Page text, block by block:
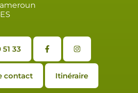
33
contact Itinéraire